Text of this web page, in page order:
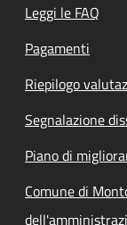
Leggi le FAQ
Pagamenti
Riepilogo
Segnalazione
Piano di
Comune di